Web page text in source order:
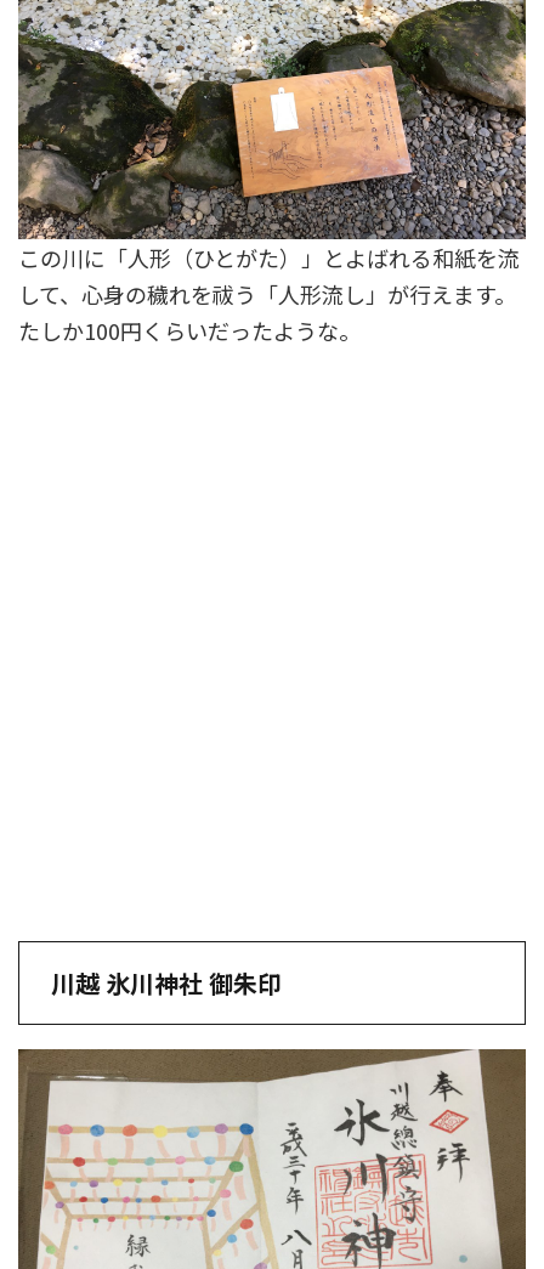
この川に「人形（ひとがた）」とよばれる和紙を流
して、心身の穢れを祓う「人形流し」が行えます。
たしか100円くらいだったような。
川越 氷川神社 御朱印